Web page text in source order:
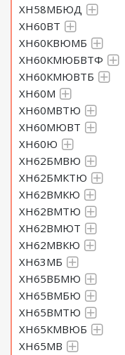
ХН58МБЮД
ХН60ВТ
ХН60КВЮМБ
ХН60КМЮБВТФ
ХН60КМЮВТБ
ХН60М
ХН60МВТЮ
ХН60МЮВТ
ХН60Ю
ХН62БМВЮ
ХН62БМКТЮ
ХН62ВМКЮ
ХН62ВМТЮ
ХН62ВМЮТ
ХН62МВКЮ
ХН63МБ
ХН65ВБМЮ
ХН65ВМБЮ
ХН65ВМТЮ
ХН65КМВЮБ
ХН65МВ